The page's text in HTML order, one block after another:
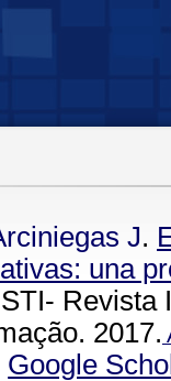
J.
una
Revista
2017.
Google